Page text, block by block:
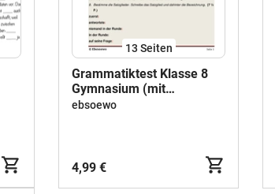
13 Seiten
Grammatiktest Klasse 8
Gymnasium (mit
Übungsblatt)
ebsoewo
4,99 €